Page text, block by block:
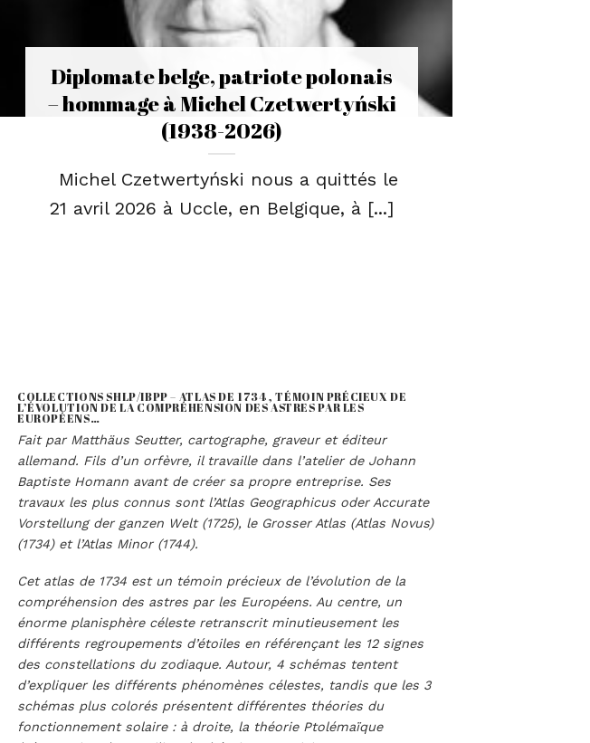
Diplomate belge, patriote polonais
– hommage à Michel Czetwertyński
(1938-2026)
Michel Czetwertyński nous a quittés le
21 avril 2026 à Uccle, en Belgique, à [...]
COLLECTIONS SHLP/IBPP – ATLAS DE 1734 , TÉMOIN PRÉCIEUX DE
L’ÉVOLUTION DE LA COMPRÉHENSION DES ASTRES PAR LES
EUROPÉENS…
Fait par Matthäus Seutter, cartographe, graveur et éditeur
allemand. Fils d’un orfèvre, il travaille dans l’atelier de Johann
Baptiste Homann avant de créer sa propre entreprise. Ses
travaux les plus connus sont l’Atlas Geographicus oder Accurate
Vorstellung der ganzen Welt (1725), le Grosser Atlas (Atlas Novus)
(1734) et l’Atlas Minor (1744).
Cet atlas de 1734 est un témoin précieux de l’évolution de la
compréhension des astres par les Européens. Au centre, un
énorme planisphère céleste retranscrit minutieusement les
différents regroupements d’étoiles en référençant les 12 signes
des constellations du zodiaque. Autour, 4 schémas tentent
d’expliquer les différents phénomènes célestes, tandis que les 3
schémas plus colorés présentent différentes théories du
fonctionnement solaire : à droite, la théorie Ptolémaïque